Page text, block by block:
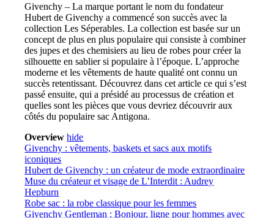
Givenchy – La marque portant le nom du fondateur
Hubert de Givenchy a commencé son succès avec la
collection Les Séperables. La collection est basée sur un
concept de plus en plus populaire qui consiste à combiner
des jupes et des chemisiers au lieu de robes pour créer la
silhouette en sablier si populaire à l’époque. L’approche
moderne et les vêtements de haute qualité ont connu un
succès retentissant. Découvrez dans cet article ce qui s’est
passé ensuite, qui a présidé au processus de création et
quelles sont les pièces que vous devriez découvrir aux
côtés du populaire sac Antigona.
Overview hide
Givenchy : vêtements, baskets et sacs aux motifs
iconiques
Hubert de Givenchy : un créateur de mode extraordinaire
Muse du créateur et visage de L’Interdit : Audrey
Hepburn
Robe sac : la robe classique pour les femmes
Givenchy Gentleman : Bonjour, ligne pour hommes avec